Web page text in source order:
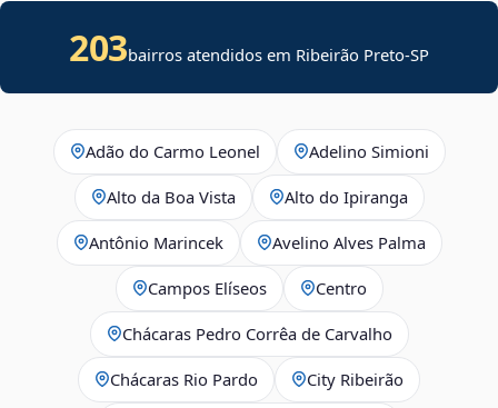
203bairros atendidos em Ribeirão Preto-SP
Adão do Carmo Leonel Adelino Simioni
Alto da Boa Vista Alto do Ipiranga
Antônio Marincek Avelino Alves Palma
Campos Elíseos Centro
Chácaras Pedro Corrêa de Carvalho
Chácaras Rio Pardo City Ribeirão